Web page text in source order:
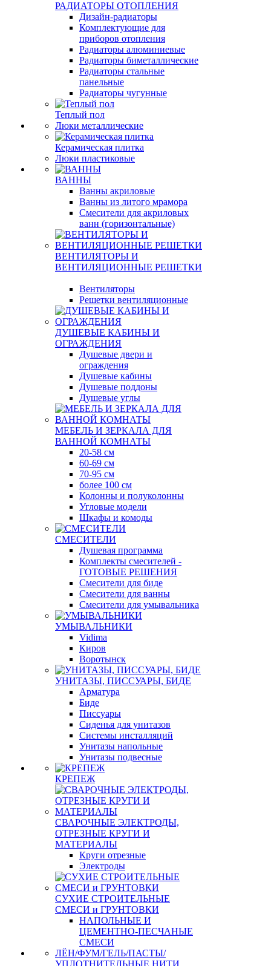
РАДИАТОРЫ ОТОПЛЕНИЯ
Дизайн-радиаторы
Комплектующие для
приборов отопления
Радиаторы алюминиевые
Радиаторы биметаллические
Радиаторы стальные
панельные
Радиаторы чугунные
Теплый пол
Люки металлические
Керамическая плитка
Люки пластиковые
ВАННЫ
Ванны акриловые
Ванны из литого мрамора
Смесители для акриловых
ванн (горизонтальные)
ВЕНТИЛЯТОРЫ И
ВЕНТИЛЯЦИОННЫЕ РЕШЕТКИ
Вентиляторы
Решетки вентиляционные
ДУШЕВЫЕ КАБИНЫ И
ОГРАЖДЕНИЯ
Душевые двери и
ограждения
Душевые кабины
Душевые поддоны
Душевые углы
МЕБЕЛЬ И ЗЕРКАЛА ДЛЯ
ВАННОЙ КОМНАТЫ
20-58 см
60-69 см
70-95 см
более 100 см
Колонны и полуколонны
Угловые модели
Шкафы и комоды
СМЕСИТЕЛИ
Душевая программа
Комплекты смесителей -
ГОТОВЫЕ РЕШЕНИЯ
Смесители для биде
Смесители для ванны
Смесители для умывальника
УМЫВАЛЬНИКИ
Vidima
Киров
Воротынск
УНИТАЗЫ, ПИССУАРЫ, БИДЕ
Арматура
Биде
Писсуары
Сиденья для унитазов
Системы инсталляций
Унитазы напольные
Унитазы подвесные
КРЕПЕЖ
СВАРОЧНЫЕ ЭЛЕКТРОДЫ,
ОТРЕЗНЫЕ КРУГИ И
МАТЕРИАЛЫ
Круги отрезные
Электроды
СУХИЕ СТРОИТЕЛЬНЫЕ
СМЕСИ и ГРУНТОВКИ
НАПОЛЬНЫЕ И
ЦЕМЕНТНО-ПЕСЧАНЫЕ
СМЕСИ
ЛЁН/ФУМ/ГЕЛЬ/ПАСТЫ/
УПЛОТНИТЕЛЬНЫЕ НИТИ